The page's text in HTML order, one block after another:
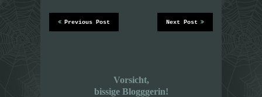
Next Post
Previous Post
Vorsicht,
bissige Blogggerin!